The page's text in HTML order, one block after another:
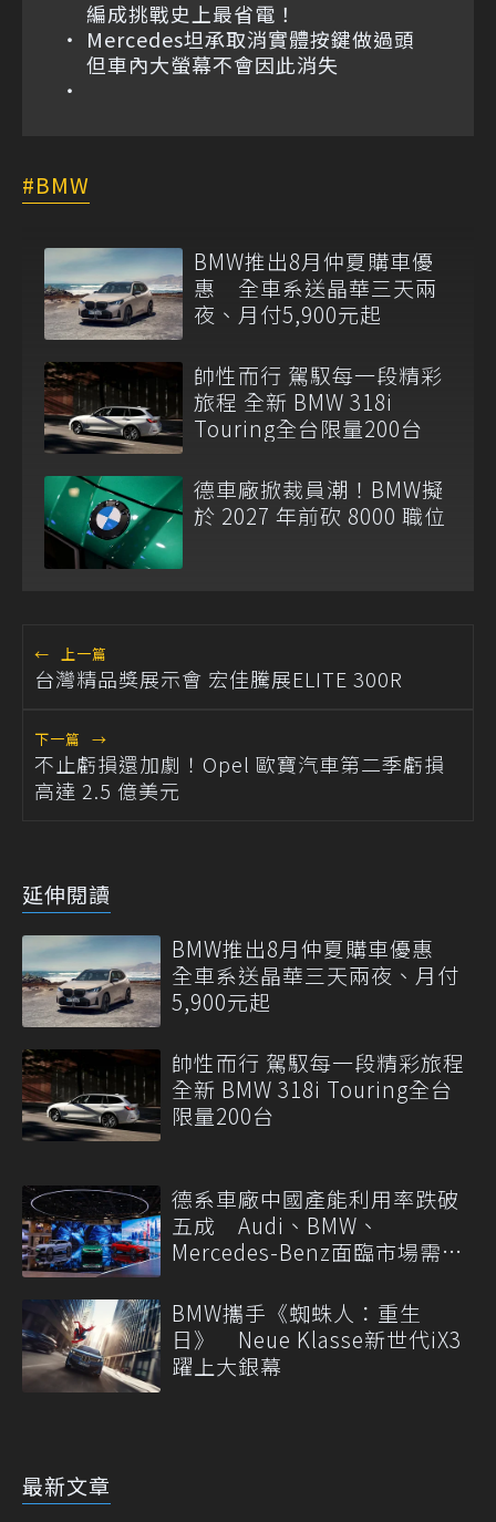
編成挑戰史上最省電！
Mercedes坦承取消實體按鍵做過頭
但車內大螢幕不會因此消失
BMW
BMW推出8月仲夏購車優
惠 全車系送晶華三天兩
夜、月付5,900元起
帥性而行 駕馭每一段精彩
旅程 全新 BMW 318i
Touring全台限量200台
德車廠掀裁員潮！BMW擬
於 2027 年前砍 8000 職位
← 上一篇
台灣精品獎展示會 宏佳騰展ELITE 300R
下一篇 →
不止虧損還加劇！Opel 歐寶汽車第二季虧損
高達 2.5 億美元
延伸閱讀
BMW推出8月仲夏購車優惠
全車系送晶華三天兩夜、月付
5,900元起
帥性而行 駕馭每一段精彩旅程
全新 BMW 318i Touring全台
限量200台
德系車廠中國產能利用率跌破
五成 Audi、BMW、
Mercedes-Benz面臨市場需求
BMW攜手《蜘蛛人：重生
日》 Neue Klasse新世代iX3
躍上大銀幕
最新文章